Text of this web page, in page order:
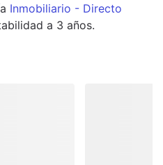
Inmobiliario - Directo
a 3 años.